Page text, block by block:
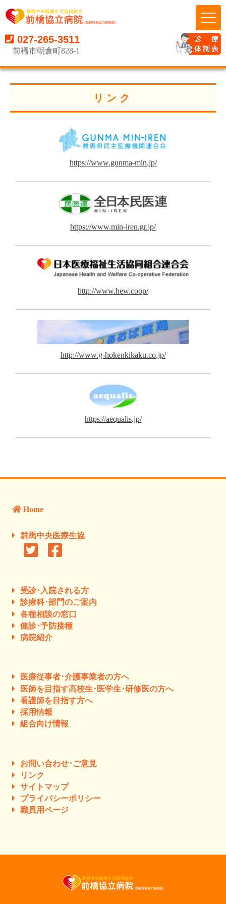
027-265-3511
前橋市朝倉町828-1
リンク
https://www.gunma-min.jp/
https://www.min-iren.gr.jp/
http://www.hew.coop/
http://www.g-hokenkikaku.co.jp/
https://aequalis.jp/
Home
群馬中央医療生協
受診･入院される方
診療科･部門のご案内
各種相談の窓口
健診･予防接種
病院紹介
医療従事者･介護事業者の方へ
医師を目指す高校生･医学生･研修医の方へ
看護師を目指す方へ
採用情報
組合向け情報
お問い合わせ･ご意見
リンク
サイトマップ
プライバシーポリシー
職員用ページ